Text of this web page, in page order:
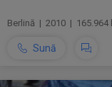
Berlină | 2010 |
Sună